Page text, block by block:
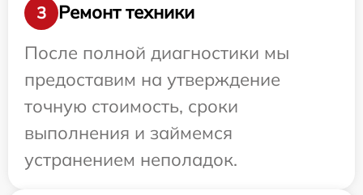
3
Ремонт техники
После полной диагностики мы
предоставим на утверждение
точную стоимость, сроки
выполнения и займемся
устранением неполадок.